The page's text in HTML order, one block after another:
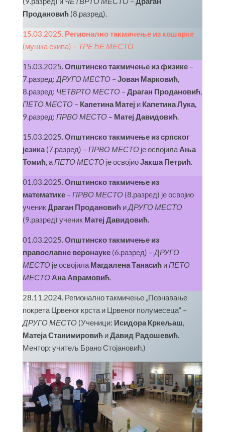
Продановић(8.разред).
15.03.2025.Регионално такмичење из кошарке
(мушка екипа) – ТРЕЋЕ МЕСТО
15.03.2025.Општинско такмичење из физике –
7.разред: ДРУГО МЕСТО–Јован Марковић,
8.разред: ЧЕТВРТО МЕСТО–Драган Продановић,
ПЕТО МЕСТО– Капетина Матеј и Капетина Лука,
9.разред: ПРВО МЕСТО– Матеј Давидовић.
15.03.2025.Општинско такмичење из српског
језика(7.разред) –ПРВО МЕСТОје освојила Ања
Томић, аПЕТО МЕСТОје освојиоЈакша Петрић.
01.03.2025.Општинско такмичење из
математике–ПРВО МЕСТО(8.разред) је освојио
ученикДраган ПродановићиДРУГО МЕСТО
(9.разред) ученик Матеј Давидовић.
01.03.2025.Општинско такмичење из
православне веронауке(6.разред) –ДРУГО
МЕСТОје освојила Магдалена ТанасићиПЕТО
МЕСТО Ана Аврамовић.
28.11.2024. Регионално такмичење „Познавање
покрета Црвеног крста и Црвеног полумесеца“ –
ДРУГО МЕСТО (Ученици: Исидора Кркељаш,
Матеја СтанимировићиДавид Радошевић.
Ментор: учитељ Брано Стојановић.)